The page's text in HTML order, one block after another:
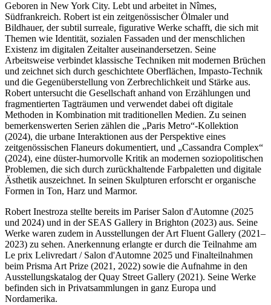
Geboren in New York City. Lebt und arbeitet in Nîmes,
Südfrankreich. Robert ist ein zeitgenössischer Ölmaler und
Bildhauer, der subtil surreale, figurative Werke schafft, die sich mit
Themen wie Identität, sozialen Fassaden und der menschlichen
Existenz im digitalen Zeitalter auseinandersetzen. Seine
Arbeitsweise verbindet klassische Techniken mit modernen Brüchen
und zeichnet sich durch geschichtete Oberflächen, Impasto-Technik
und die Gegenüberstellung von Zerbrechlichkeit und Stärke aus.
Robert untersucht die Gesellschaft anhand von Erzählungen und
fragmentierten Tagträumen und verwendet dabei oft digitale
Methoden in Kombination mit traditionellen Medien. Zu seinen
bemerkenswerten Serien zählen die „Paris Metro“-Kollektion
(2024), die urbane Interaktionen aus der Perspektive eines
zeitgenössischen Flaneurs dokumentiert, und „Cassandra Complex“
(2024), eine düster-humorvolle Kritik an modernen soziopolitischen
Problemen, die sich durch zurückhaltende Farbpaletten und digitale
Ästhetik auszeichnet. In seinen Skulpturen erforscht er organische
Formen in Ton, Harz und Marmor.
Robert Inestroza stellte bereits im Pariser Salon d'Automne (2025
und 2024) und in der SEAS Gallery in Brighton (2023) aus. Seine
Werke waren zudem in Ausstellungen der Art Fluent Gallery (2021–
2023) zu sehen. Anerkennung erlangte er durch die Teilnahme am
Le prix Lelivredart / Salon d'Automne 2025 und Finalteilnahmen
beim Prisma Art Prize (2021, 2022) sowie die Aufnahme in den
Ausstellungskatalog der Quay Street Gallery (2021). Seine Werke
befinden sich in Privatsammlungen in ganz Europa und
Nordamerika.